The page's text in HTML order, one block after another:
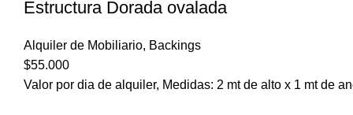
Estructura Dorada ovalada
Alquiler de Mobiliario, Backings
$55.000
Valor por dia de alquiler, Medidas: 2 mt de alto x 1 mt de